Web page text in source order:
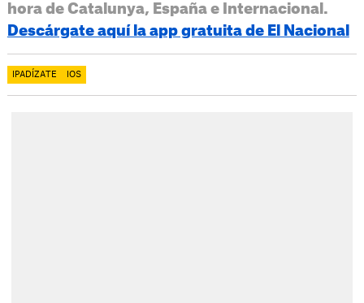
hora de Catalunya, España e Internacional.
Descárgate aquí la app gratuita de El Nacional
IPADÍZATE IOS